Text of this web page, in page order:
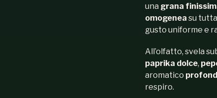
una grana
omogenea su
gusto uniforme e
All’olfatto, svela
paprika dolce,
aromatico
respiro.